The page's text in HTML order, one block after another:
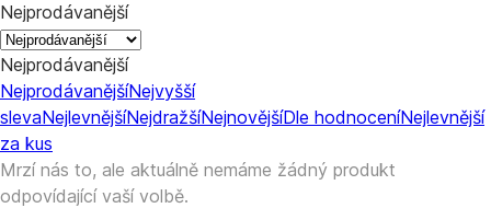
Nejprodávanější
Nejprodávanější
NejprodávanějšíNejvyšší
slevaNejlevnějšíNejdražšíNejnovějšíDle hodnoceníNejlevnější
za kus
Mrzí nás to, ale aktuálně nemáme žádný produkt
odpovídající vaší volbě.